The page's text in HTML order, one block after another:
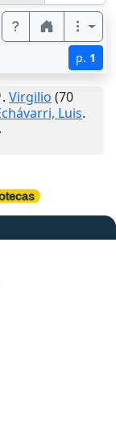
p. 1
. Virgilio (70
Luis.